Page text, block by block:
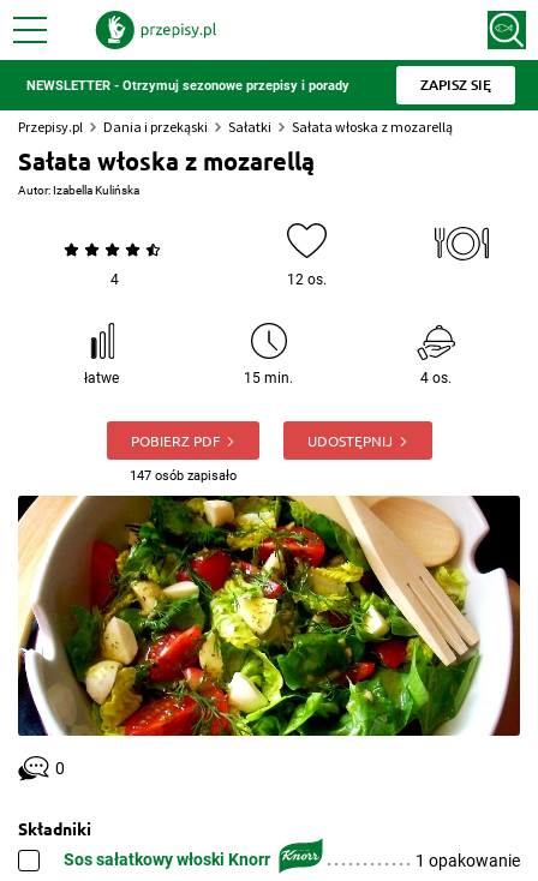
NEWSLETTER - Otrzymuj sezonowe przepisy i porady ZAPISZ SIĘ
Przepisy.pl Dania i przekąski Sałatki Sałata włoska z mozarellą
Sałata włoska z mozarellą
Autor:Izabella Kulińska
4 12 os.
łatwe 15 min. 4 os.
POBIERZ PDF
147 osób zapisało
UDOSTĘPNIJ
0
Składniki
Sos sałatkowy włoski Knorr 1 opakowanie